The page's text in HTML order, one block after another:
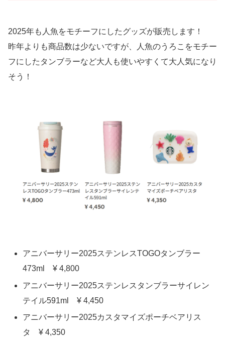
2025年も人魚をモチーフにしたグッズが販売します！
昨年よりも商品数は少ないですが、人魚のうろこをモチー
フにしたタンブラーなど大人も使いやすくて大人気になり
そう！
アニバーサリー2025ステンレスTOGOタンブラー
473ml ¥ 4,800
アニバーサリー2025ステンレスタンブラーサイレン
テイル591ml ¥ 4,450
アニバーサリー2025カスタマイズポーチベアリス
タ ¥ 4,350